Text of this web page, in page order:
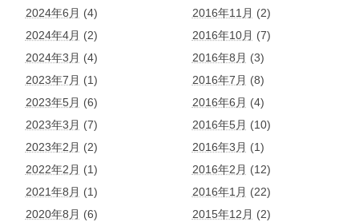
2024年6月 (4)
2024年4月 (2)
2024年3月 (4)
2023年7月 (1)
2023年5月 (6)
2023年3月 (7)
2023年2月 (2)
2022年2月 (1)
2021年8月 (1)
2020年8月 (6)
2016年11月 (2)
2016年10月 (7)
2016年8月 (3)
2016年7月 (8)
2016年6月 (4)
2016年5月 (10)
2016年3月 (1)
2016年2月 (12)
2016年1月 (22)
2015年12月 (2)